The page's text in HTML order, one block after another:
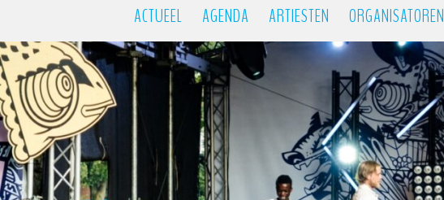
ACTUEEL AGENDA ARTIESTEN ORGANISATOREN